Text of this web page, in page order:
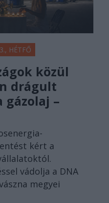
HÉTFŐ
közül
drágult
gázolaj –
kért a
vádolja a DNA
megyei